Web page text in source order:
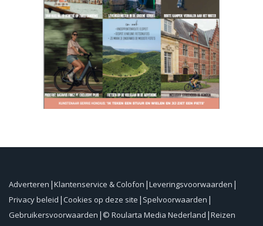
Adverteren Klantenservice & Colofon Leveringsvoorwaarden
Privacy beleid Cookies op deze site Spelvoorwaarden
Gebruikersvoorwaarden © Roularta Media Nederland Reizen